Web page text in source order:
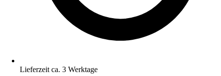
Lieferzeit ca. 3 Werktage